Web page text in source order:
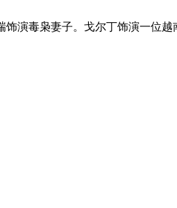
演毒枭妻子。戈尔丁饰演一位越